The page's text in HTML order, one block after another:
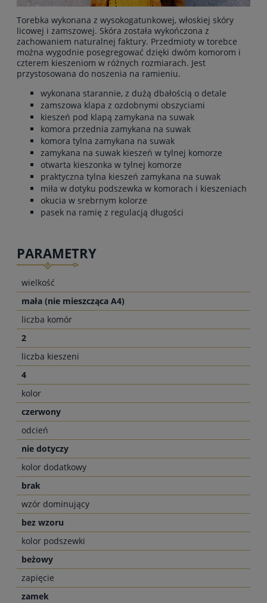
Torebka wykonana z wysokogatunkowej, włoskiej skóry
licowej i zamszowej. Skóra została wykończona z
zachowaniem naturalnej faktury. Przedmioty w torebce
można wygodnie posegregować dzięki dwóm komorom i
czterem kieszeniom w różnych rozmiarach. Jest
przystosowana do noszenia na ramieniu.
wykonana starannie, z dużą dbałością o detale
zamszowa klapa z ozdobnymi obszyciami
kieszeń pod klapą zamykana na suwak
komora przednia zamykana na suwak
komora tylna zamykana na suwak
zamykana na suwak kieszeń w tylnej komorze
otwarta kieszonka w tylnej komorze
praktyczna tylna kieszeń zamykana na suwak
miła w dotyku podszewka w komorach i kieszeniach
okucia w srebrnym kolorze
pasek na ramię z regulacją długości
PARAMETRY
wielkość
mała (nie mieszcząca A4)
liczba komór
2
liczba kieszeni
4
kolor
czerwony
odcień
nie dotyczy
kolor dodatkowy
brak
wzór dominujący
bez wzoru
kolor podszewki
beżowy
zapięcie
zamek